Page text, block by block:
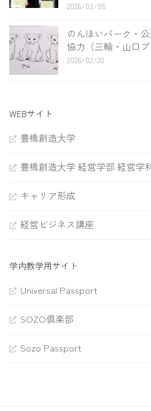
2026/03/05
のんほいパーク・
協力（三輪・山口プ
2026/02/20
WEBサイト
豊橋創造大学
豊橋創造大学 経営学部 経営学
キャリア形成
経営ビジネス講座
学内教学用サイト
Universal Passport
SOZO倶楽部
Sozo Passport